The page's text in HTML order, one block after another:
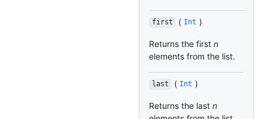
first ( Int )
Returns the first n
elements from the list.
last ( Int )
Returns the last n